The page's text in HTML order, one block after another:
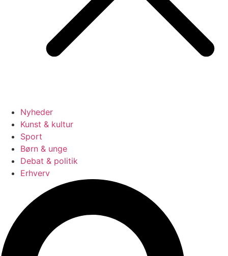
Nyheder
Kunst & kultur
Sport
Børn & unge
Debat & politik
Erhverv